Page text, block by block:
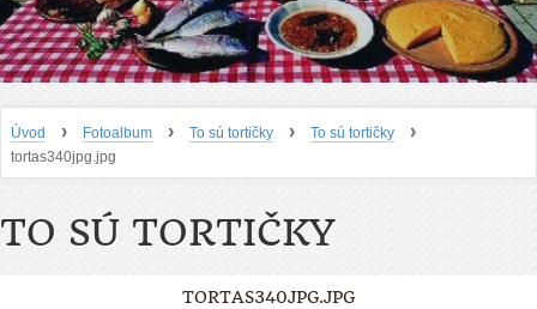
Úvod › Fotoalbum › To sú tortičky › To sú tortičky ›
tortas340jpg.jpg
TO SÚ TORTIČKY
TORTAS340JPG.JPG